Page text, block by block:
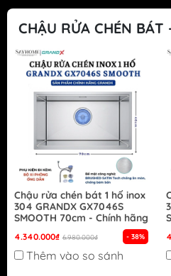
CHẬU RỬA CHÉN BÁT
Chậu rửa chén bát 1 hố inox
304 GRANDX GX7046S
SMOOTH 70cm - Chính hãng
4.340.000₫ 6.980.000₫ - 38%
Thêm vào so sánh